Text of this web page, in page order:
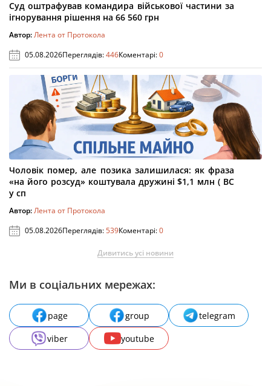
Суд оштрафував командира військової частини за
ігнорування рішення на 66 560 грн
Автор:Лента от Протокола
05.08.2026Переглядів:446Коментарі:0
Чоловік помер, але позика залишилася: як фраза
«на його розсуд» коштувала дружині $1,1 млн ( ВС
у сп
Автор:Лента от Протокола
05.08.2026Переглядів:539Коментарі:0
Дивитись усі новини
Ми в соціальних мережах:
page group
telegram
viber
youtube